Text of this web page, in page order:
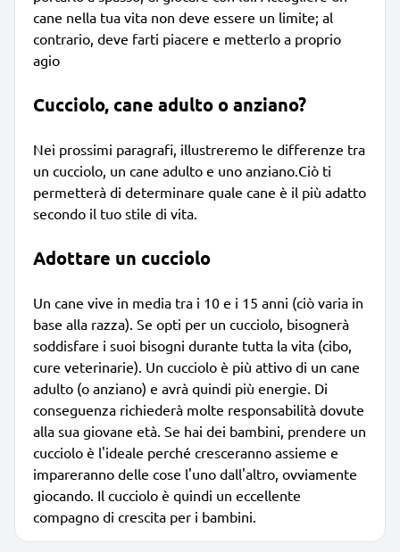
cane nella tua vita non deve essere un limite; al
contrario, deve farti piacere e metterlo a proprio
agio
Cucciolo, cane adulto o anziano?
Nei prossimi paragrafi, illustreremo le differenze tra
un cucciolo, un cane adulto e uno anziano.Ciò ti
permetterà di determinare quale cane è il più adatto
secondo il tuo stile di vita.
Adottare un cucciolo
Un cane vive in media tra i 10 e i 15 anni (ciò varia in
base alla razza). Se opti per un cucciolo, bisognerà
soddisfare i suoi bisogni durante tutta la vita (cibo,
cure veterinarie). Un cucciolo è più attivo di un cane
adulto (o anziano) e avrà quindi più energie. Di
conseguenza richiederà molte responsabilità dovute
alla sua giovane età. Se hai dei bambini, prendere un
cucciolo è l'ideale perché cresceranno assieme e
impareranno delle cose l'uno dall'altro, ovviamente
giocando. Il cucciolo è quindi un eccellente
compagno di crescita per i bambini.